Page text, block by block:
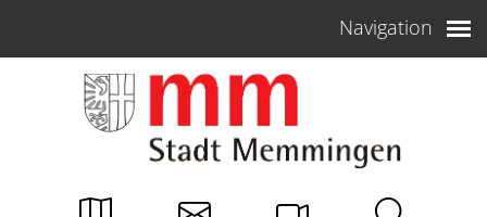
Navigation